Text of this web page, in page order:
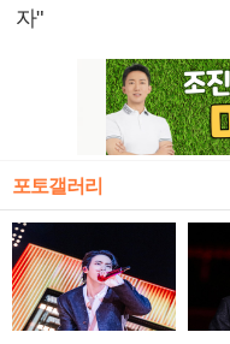
자"
포토갤러리